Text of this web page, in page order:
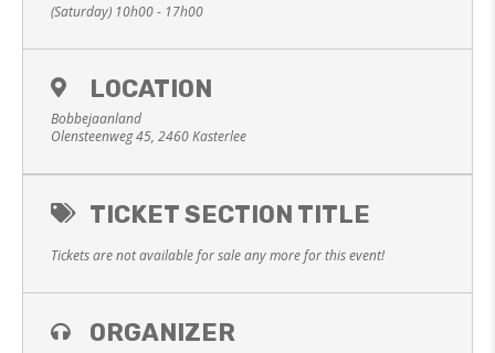
(Saturday) 10h00 - 17h00
LOCATION
Bobbejaanland
Olensteenweg 45, 2460 Kasterlee
TICKET SECTION TITLE
Tickets are not available for sale any more for this event!
ORGANIZER